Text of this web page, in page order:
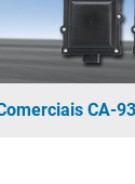
CA-